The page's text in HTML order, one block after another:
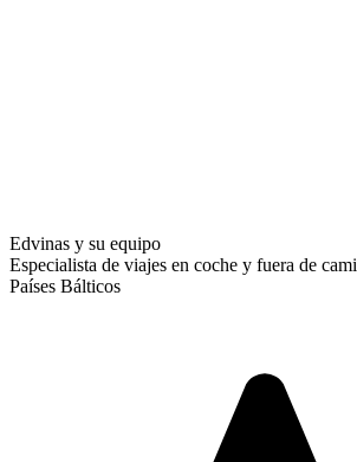
Edvinas y su equipo
Especialista de viajes en coche y fuera de
Países Bálticos